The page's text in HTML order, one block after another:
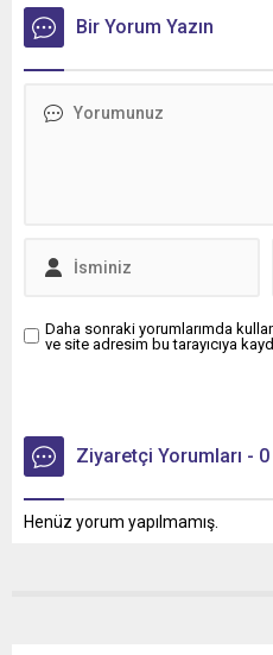
lojistik alanında faaliyet
gösteren Tur Transit
Lojistik’e 50 adet Mercedes-
teslimatı gerçekleştirdi.
Bir Yorum Yazın
Daha sonraki yorumlarımda
ve site adresim bu tarayıcıya
Ziyaretçi Yorumları -
Henüz yorum yapılmamış.